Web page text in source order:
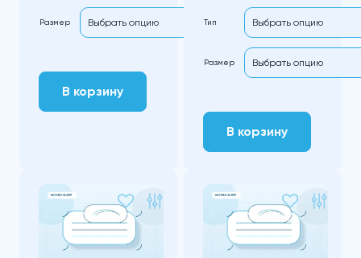
Размер
В корзину
Тип
Размер
В корзину